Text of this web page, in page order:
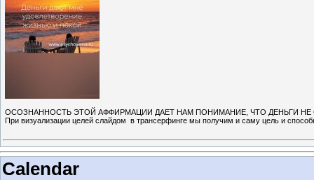
ОСОЗНАННОСТЬ ЭТОЙ АФФИРМАЦИИ ДАЕТ НАМ ПОНИМАНИЕ, ЧТО ДЕНЬГИ
При визуализации целей слайдом в трансерфинге мы получим и саму цель и
Calendar